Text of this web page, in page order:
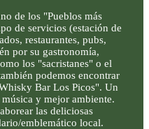
de los "Pueblos más
de servicios (estación de
restaurantes, pubs,
por su gastronomía,
los "sacristanes" o el
podemos encontrar
Bar Los Picos". Un
y mejor ambiente.
las deliciosas
emblemático local.